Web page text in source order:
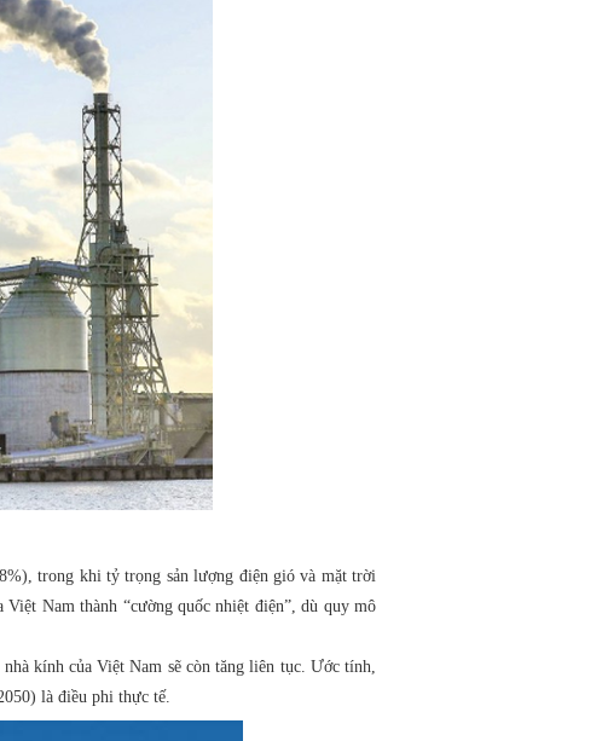
trong khi tỷ trọng sản lượng điện gió và mặt trời
Nam thành “cường quốc nhiệt điện”, dù quy mô
kính của Việt Nam sẽ còn tăng liên tục. Ước tính,
là điều phi thực tế.